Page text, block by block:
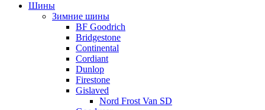
Шины
Зимние шины
BF Goodrich
Bridgestone
Continental
Cordiant
Dunlop
Firestone
Gislaved
Nord Frost Van SD